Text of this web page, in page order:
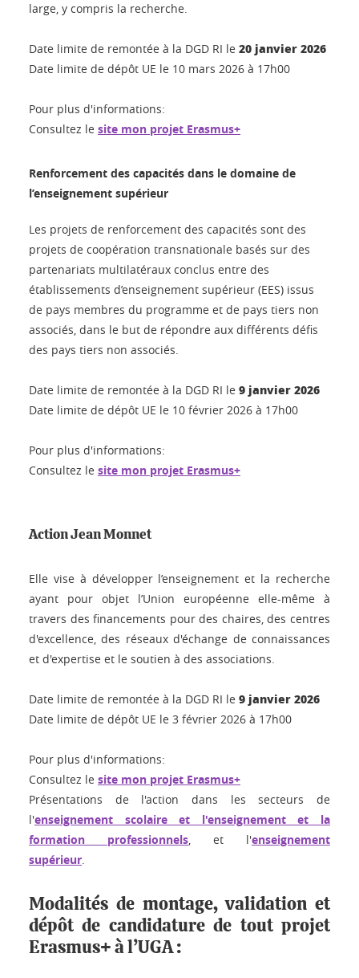
large, y compris la recherche.
Date limite de remontée à la DGD RI le 20 janvier 2026
Date limite de dépôt UE le 10 mars 2026 à 17h00
Pour plus d'informations:
Consultez le site mon projet Erasmus+
Renforcement des capacités dans le domaine de
l’enseignement supérieur
Les projets de renforcement des capacités sont des
projets de coopération transnationale basés sur des
partenariats multilatéraux conclus entre des
établissements d’enseignement supérieur (EES) issus
de pays membres du programme et de pays tiers non
associés, dans le but de répondre aux différents défis
des pays tiers non associés.
Date limite de remontée à la DGD RI le 9 janvier 2026
Date limite de dépôt UE le 10 février 2026 à 17h00
Pour plus d'informations:
Consultez le site mon projet Erasmus+
Action Jean Monnet
Elle vise à développer l’enseignement et la recherche
ayant pour objet l’Union européenne elle-même à
travers des financements pour des chaires, des centres
d'excellence, des réseaux d'échange de connaissances
et d'expertise et le soutien à des associations.
Date limite de remontée à la DGD RI le 9 janvier 2026
Date limite de dépôt UE le 3 février 2026 à 17h00
Pour plus d'informations:
Consultez le site mon projet Erasmus+
Présentations de l'action dans les secteurs de
l'enseignement scolaire et l'enseignement et la
formation professionnels, et l'enseignement
supérieur.
Modalités de montage, validation et
dépôt de candidature de tout projet
Erasmus+ à l’UGA :